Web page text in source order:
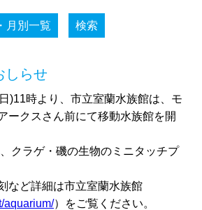
月別一覧 検索
しらせ
)11時より、市立室蘭水族館は、モ
ークスさん前にて移動水族館を開
クラゲ・磯の生物のミニタッチプ
など詳細は市立室蘭水族館
aquarium/）をご覧ください。